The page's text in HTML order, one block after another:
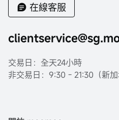
在線客服
交易日：全天24小時
非交易日：9:30 - 21:30（新加